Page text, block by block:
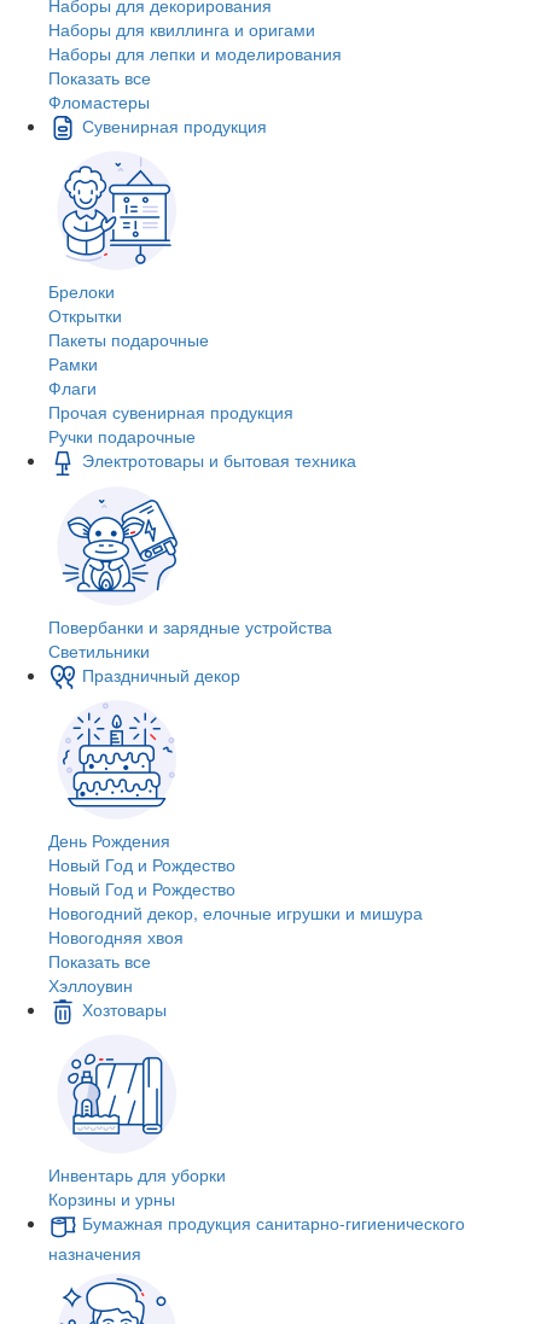
Наборы для декорирования
Наборы для квиллинга и оригами
Наборы для лепки и моделирования
Показать все
Фломастеры
Сувенирная продукция
Брелоки
Открытки
Пакеты подарочные
Рамки
Флаги
Прочая сувенирная продукция
Ручки подарочные
Электротовары и бытовая техника
Повербанки и зарядные устройства
Светильники
Праздничный декор
День Рождения
Новый Год и Рождество
Новый Год и Рождество
Новогодний декор, елочные игрушки и мишура
Новогодняя хвоя
Показать все
Хэллоувин
Хозтовары
Инвентарь для уборки
Корзины и урны
Бумажная продукция санитарно-гигиенического
назначения